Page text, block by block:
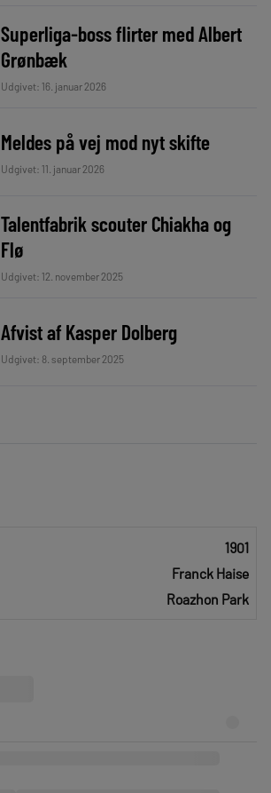
Superliga-boss flirter med Albert
Grønbæk
Udgivet: 16. januar 2026
Meldes på vej mod nyt skifte
Udgivet: 11. januar 2026
Talentfabrik scouter Chiakha og
Flø
Udgivet: 12. november 2025
Afvist af Kasper Dolberg
Udgivet: 8. september 2025
1901
Franck Haise
Roazhon Park